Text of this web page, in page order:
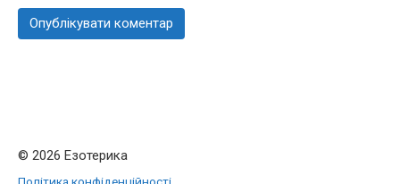
© 2026 Езотерика